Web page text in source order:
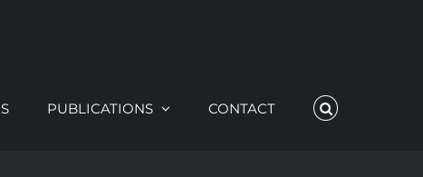
PUBLICATIONS CONTACT